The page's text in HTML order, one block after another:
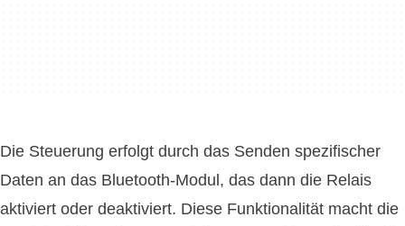
Die Steuerung erfolgt durch das Senden spezifischer
Daten an das Bluetooth-Modul, das dann die Relais
aktiviert oder deaktiviert. Diese Funktionalität macht die